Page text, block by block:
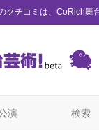
クチコミは、CoRich舞
演 検索